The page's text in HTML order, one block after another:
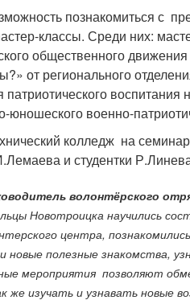
познакомиться с
классы. Среди них:
общественного
от регионального
патриотического
юношеского военно-
колледж на
и студентки
волонтёрского
Новотроицка научились
центра,
новые полезные знакомства,
мероприятия позволяют
же изучать и узнавать новые